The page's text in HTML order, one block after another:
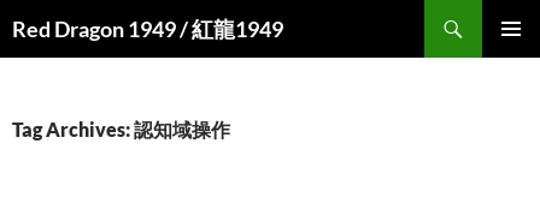
Red Dragon 1949 / 紅龍1949
Tag Archives: 認知域操作